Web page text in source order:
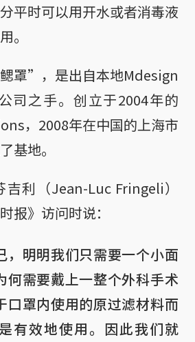
平时可以用开水或者消毒液
。
罩”，是出自本地Mdesign
司之手。创立于2004年的
，2008年在中国的上海市
基地。
利（Jean-Luc Fringeli）
报》访问时说：
，明明我们只需要一个小面
何需要戴上一整个外科手术
口罩内使用的原过滤材料而
有效地使用。因此我们就